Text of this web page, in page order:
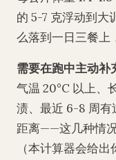
的 5-7 克浮动到大
么落到一日三餐上
需要在跑中主动补
气温 20°C 以上、
渍、最近 6-8 周有
距离——这几种情
（本计算器会给